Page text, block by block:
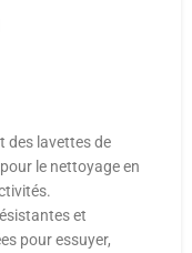
des lavettes de
le nettoyage en
et
pour essuyer,